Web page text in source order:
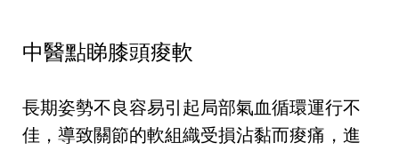
中醫點睇膝頭痠軟
長期姿勢不良容易引起局部氣血循環運行不
佳，導致關節的軟組織受損沾黏而痠痛，進